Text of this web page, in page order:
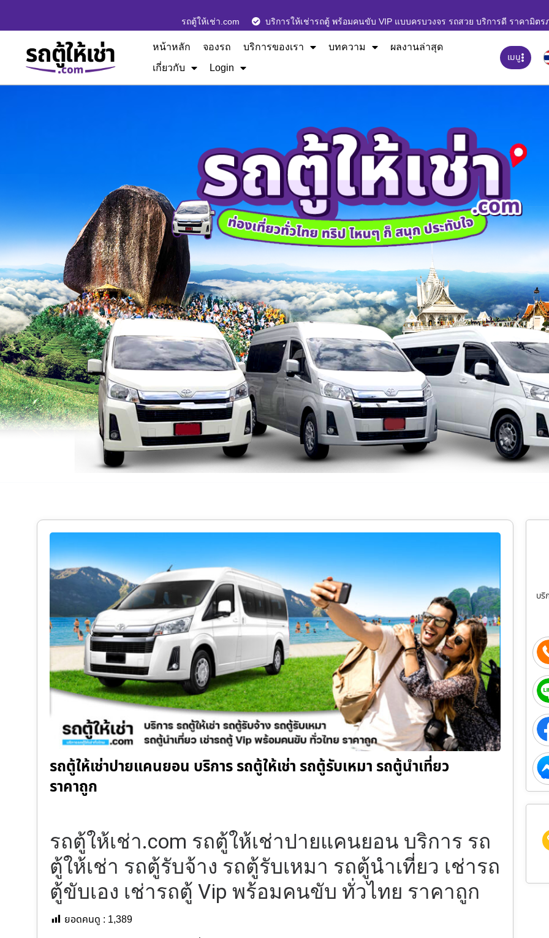
รถตู้ให้เช่า.com บริการให้เช่ารถตู้ พร้อมคนขับ VIP แบบครบวงจร รถสวย บริการดี ราคามิตร
หน้าหลัก จองรถ บริการของเรา บทความ
ผลงานล่าสุด
เกี่ยวกับ
Login
เมนู
รถตู้ให้เช่าปายแคนยอน บริการ รถตู้ให้เช่า รถตู้รับเหมา รถตู้นำเที่ยว
ราคาถูก
รถตู้ให้เช่า.com รถตู้ให้เช่าปายแคนยอน บริการ รถ
ตู้ให้เช่า รถตู้รับจ้าง รถตู้รับเหมา รถตู้นำเที่ยว เช่ารถ
ตู้ขับเอง เช่ารถตู้ Vip พร้อมคนขับ ทั่วไทย ราคาถูก
ยอดคนดู : 1,389
บริ